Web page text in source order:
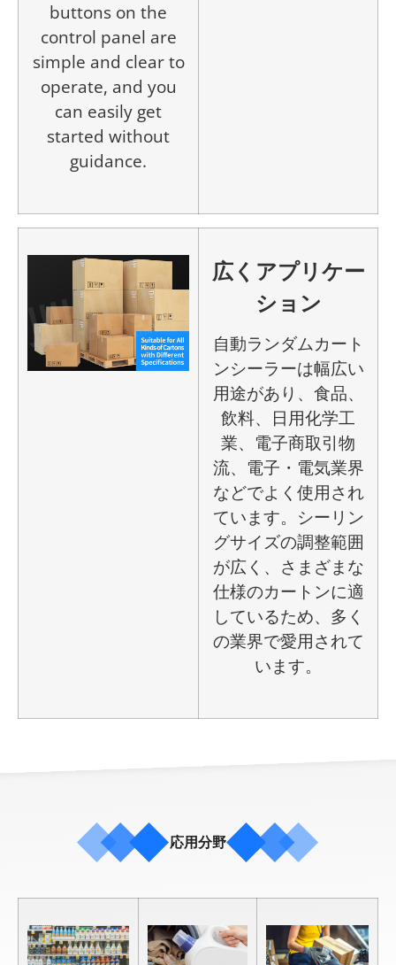
buttons on the
control panel are
simple and clear to
operate, and you
can easily get
started without
guidance.
広くアプリケー
ション
自動ランダムカート
ンシーラーは幅広い
用途があり、食品、
飲料、日用化学工
業、電子商取引物
流、電子・電気業界
などでよく使用され
ています。シーリン
グサイズの調整範囲
が広く、さまざまな
仕様のカートンに適
しているため、多く
の業界で愛用されて
います。
応用分野